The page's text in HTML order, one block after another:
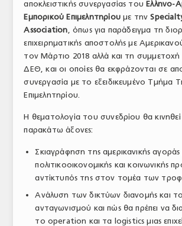
αποκλειστικής συνεργασίας του Ελληνο-
Εμπορικού Επιμελητηρίουμε την
Association, όπως για παράδειγμα τη
επιχειρηματικής αποστολής με
τον Μάρτιο 2018 αλλά και τη συμμετοχή
ΔΕΘ, και οι οποίες θα εκφράζονται σε
συνεργασία με το εξειδικευμένο Τμήμα
Επιμελητηρίου.
Η θεματολογία του συνεδρίου θα
παρακάτω άξονες:
Σκιαγράφηση της αμερικανικής
πολιτικοοικονομικής και κοινωνικής
αντίκτυπός της στον τομέα των
Ανάλυση των δικτύων διανομής και
ανταγωνισμού και πώς θα πρέπει να
το operation και τα logistics μιας